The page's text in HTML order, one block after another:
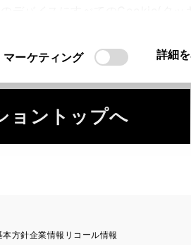
マーケティング 詳細
ョントップへ
本方針企業情報 リコール情報